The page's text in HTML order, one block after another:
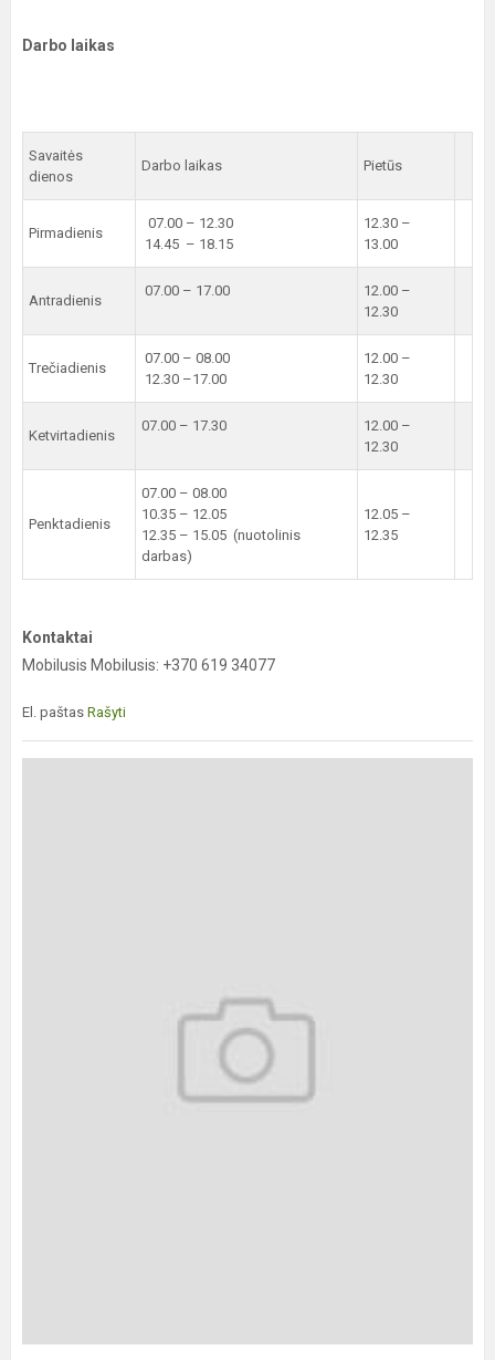
Darbo laikas
Savaitės
dienos
Darbo laikas Pietūs
Pirmadienis
07.00 – 12.30
14.45 – 18.15
12.30 –
13.00
Antradienis
07.00 – 17.00
12.00 –
12.30
Trečiadienis
07.00 – 08.00
12.30 –17.00
12.00 –
12.30
Ketvirtadienis
07.00 – 17.30
12.00 –
12.30
Penktadienis
07.00 – 08.00
10.35 – 12.05
12.35 – 15.05 (nuotolinis
darbas)
12.05 –
12.35
Kontaktai
Mobilusis Mobilusis: +370 619 34077
El. paštas Rašyti